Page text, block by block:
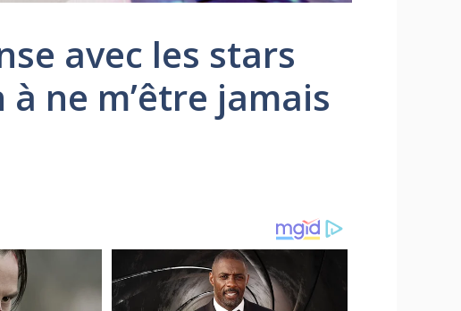
avec les stars
ne m’être jamais